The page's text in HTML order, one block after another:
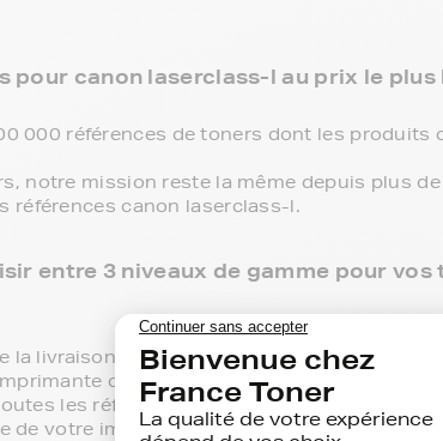
pour canon laserclass-l au prix le plus
000 références de toners dont les produits
notre mission reste la même depuis plus
références canon laserclass-l.
entre 3 niveaux de gamme pour vos
la livraison en point de retrait et tous les
canon laserclass-l, c'est le
les références compatibles, noir et
de votre imprimante.